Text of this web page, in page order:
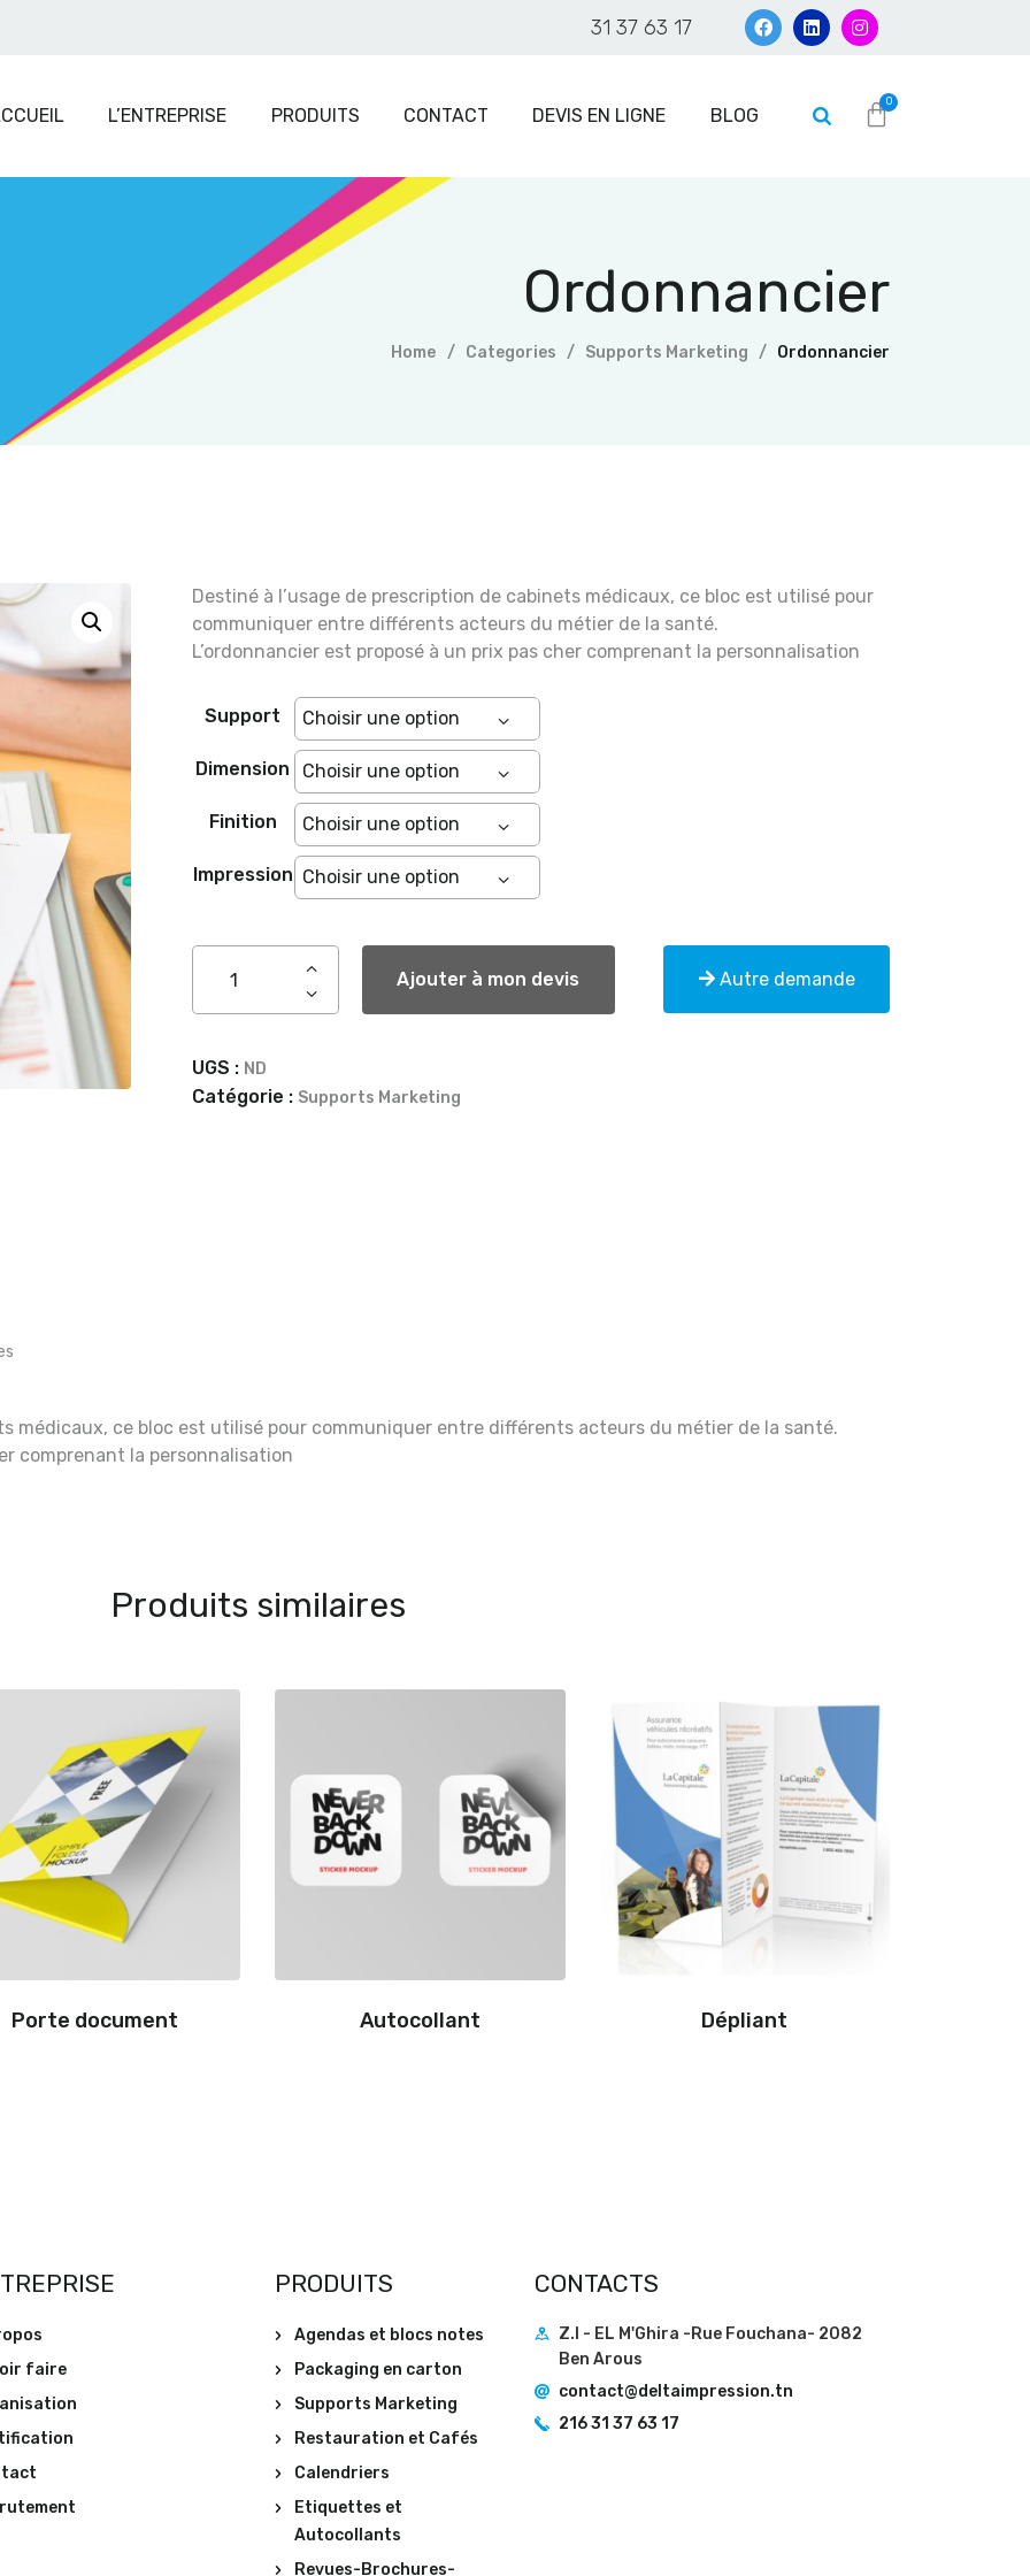
31 37 63 17
L’ENTREPRISE PRODUITS CONTACT DEVIS EN LIGNE BLOG
Ordonnancier
Home Categories Supports Marketing Ordonnancier
L’entreprise
Devis en ligne
Destiné à l’usage de prescription de cabinets médicaux, ce bloc est utilisé pour
communiquer entre différents acteurs du métier de la santé.
L’ordonnancier est proposé à un prix pas cher comprenant la personnalisation
Support
Dimension
Finition
Impression
Ajouter à mon devis Autre demande
UGS : ND
Catégorie : Supports Marketing
médicaux, ce bloc est utilisé pour communiquer entre différents acteurs du métier de la santé.
comprenant la personnalisation
Produits similaires
Porte document Autocollant Dépliant
faire
PRODUITS
Agendas et blocs notes
Packaging en carton
Supports Marketing
Restauration et Cafés
Calendriers
Etiquettes et
Autocollants
Revues-Brochures-
CONTACTS
Z.I - EL M'Ghira -Rue Fouchana- 2082
Ben Arous
contact@deltaimpression.tn
216 31 37 63 17